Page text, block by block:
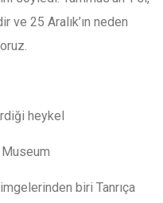
ve 25 Aralık’ın neden
heykel
biri Tanrıça